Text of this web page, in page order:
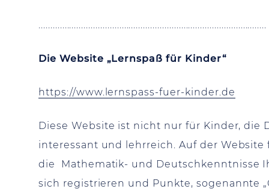
................................................................................................
Die Website „Lernspaß für Kinder“
https://www.lernspass-fuer-kinder.de
Diese Website ist nicht nur für Kinder, die
interessant und lehrreich. Auf der
die Mathematik- und Deutschkenntnisse
sich registrieren und Punkte, sogenannte